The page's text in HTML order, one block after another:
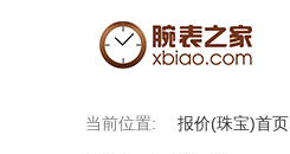
当前位置: 报价(珠宝)首页